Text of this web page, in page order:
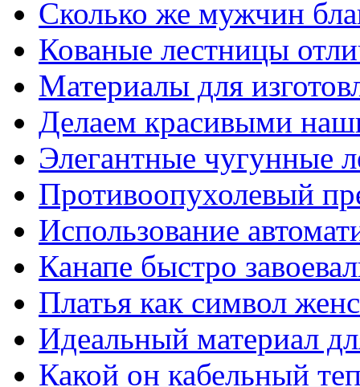
Сколько же мужчин
Кованые лестницы
Материалы для
Делаем красивыми
Элегантные чугунные
Противоопухолевый
Использование
Канапе быстро
Платья как символ
Идеальный материал
Какой он кабельный